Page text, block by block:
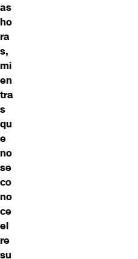
as
ho
ra
s,
mi
en
tra
s
qu
e
no
se
co
no
ce
el
re
su